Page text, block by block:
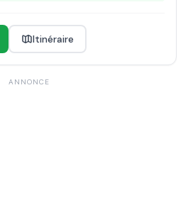
Itinéraire
ANNONCE